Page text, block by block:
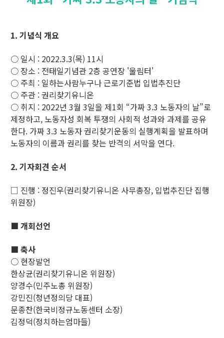
1. 기념식 개요
○ 일시 : 2022.3.3(목) 11시
○ 장소 : 전태일기념관 2층 공연장 '울림터'
○ 주최 : 일하는사람누구나 근로기준법 입법추진단
○ 주관 : 권리찾기유니온
○ 취지 : 2022년 3월 3일을 제1회 “가짜 3.3 노동자의 날”로
제정하고, 노동자성 회복 투쟁의 사회적 성과와 과제를 공유
한다. 가짜 3.3 노동자 권리찾기운동의 실행계획을 발표하며
노동자의 이름과 권리를 찾는 반격의 서막을 연다.
2. 기자회견 순서
□ 진행 : 정진우(권리찾기유니온 사무총장, 입법추진단 집행
위원장)
■ 개회선언
■ 축사
○ 현장발언
한상균(권리찾기유니온 위원장)
양경수(민주노총 위원장)
강민진(청년정의당 대표)
문종찬(한국비정규노동센터 소장)
김정덕(정치하는엄마들)